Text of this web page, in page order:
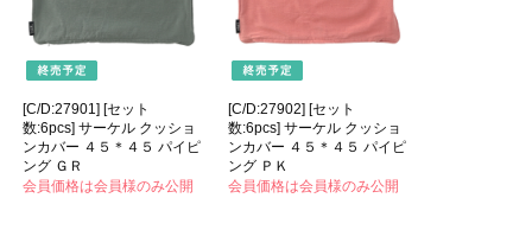
[C/D:27901] [セット
数:6pcs] サーケル クッショ
ンカバー ４５＊４５ パイピ
ング ＧＲ
会員価格は会員様のみ公開
[C/D:27902] [セット
数:6pcs] サーケル クッショ
ンカバー ４５＊４５ パイピ
ング ＰＫ
会員価格は会員様のみ公開